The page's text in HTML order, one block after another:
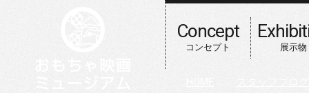
Concept
コンセプト 展示物